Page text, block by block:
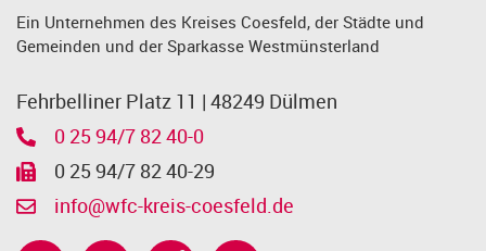
Ein Unternehmen des Kreises Coesfeld, der Städte und
Gemeinden und der Sparkasse Westmünsterland
Fehrbelliner Platz 11 | 48249 Dülmen
0 25 94/7 82 40-0
0 25 94/7 82 40-29
info@wfc-kreis-coesfeld.de